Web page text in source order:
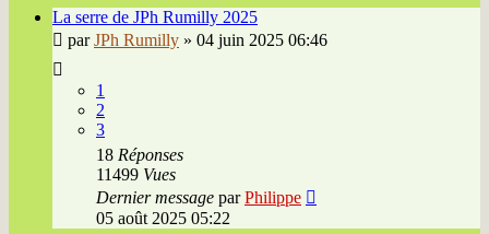
La serre de JPh Rumilly 2025
parJPh Rumilly » 04 juin 2025 06:46
1
2
3
18 Réponses
11499 Vues
Dernier message parPhilippe
05 août 2025 05:22